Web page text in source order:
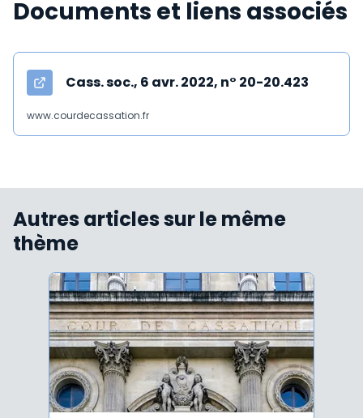
Documents et liens associés
Cass. soc., 6 avr. 2022, n° 20-20.423
www.courdecassation.fr
Autres articles sur le même
thème